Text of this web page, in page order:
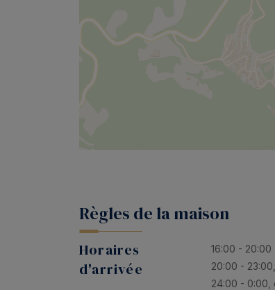
Règles de la maison
Horaires
d'arrivée
16:00 - 20:00
20:00 -
24:00 - 0:00,